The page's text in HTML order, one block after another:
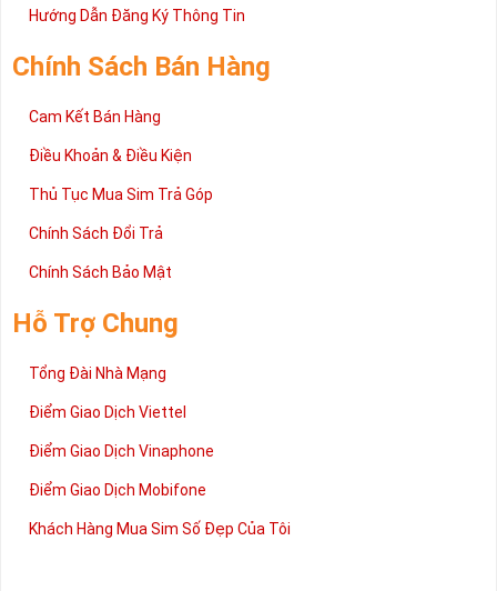
Hướng Dẫn Đăng Ký Thông Tin
Chính Sách Bán Hàng
Cam Kết Bán Hàng
Điều Khoản & Điều Kiện
Thủ Tục Mua Sim Trả Góp
Chính Sách Đổi Trả
Chính Sách Bảo Mật
Hỗ Trợ Chung
Tổng Đài Nhà Mạng
Điểm Giao Dịch Viettel
Điểm Giao Dịch Vinaphone
Điểm Giao Dịch Mobifone
Khách Hàng Mua Sim Số Đẹp Của Tôi